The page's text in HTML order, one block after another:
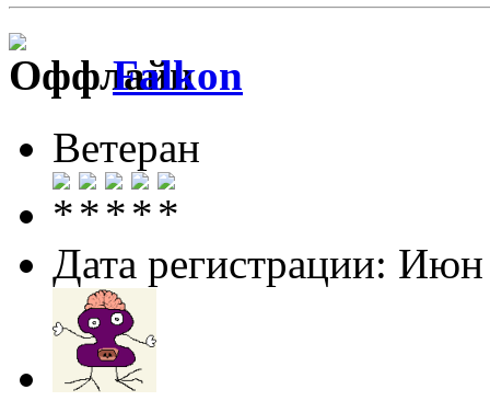
Falkon
Ветеран
Дата регистрации: